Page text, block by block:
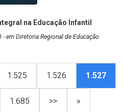
na Educação Infantil
em Diretoria Regional de Educação
1.525 1.526 1.527
1.685 >> »